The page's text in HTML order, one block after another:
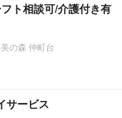
ト相談可/介護付き有
の森 仲町台
サービス